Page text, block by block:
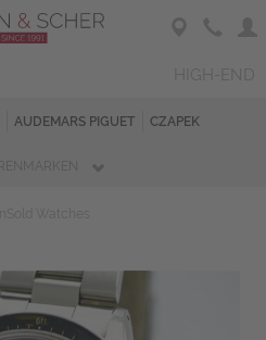
AUDEMARS PIGUET CZAPEK